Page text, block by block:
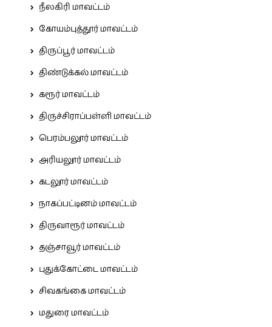
நீலகிரி மாவட்டம்
கோயம்புத்தூர் மாவட்டம்
திருப்பூர் மாவட்டம்
திண்டுக்கல் மாவட்டம்
கரூர் மாவட்டம்
திருச்சிராப்பள்ளி மாவட்டம்
பெரம்பலூர் மாவட்டம்
அரியலூர் மாவட்டம்
கடலூர் மாவட்டம்
நாகப்பட்டினம் மாவட்டம்
திருவாரூர் மாவட்டம்
தஞ்சாவூர் மாவட்டம்
புதுக்கோட்டை மாவட்டம்
சிவகங்கை மாவட்டம்
மதுரை மாவட்டம்